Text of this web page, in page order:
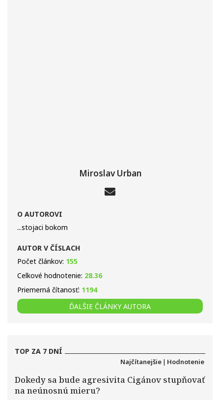
Miroslav Urban
O AUTOROVI
...stojaci bokom
AUTOR V ČÍSLACH
Počet článkov: 155
Celkové hodnotenie: 28.36
Priemerná čítanosť: 1194
ĎALŠIE ČLÁNKY AUTORA
TOP ZA 7 DNÍ
Najčítanejšie | Hodnotenie
Dokedy sa bude agresivita Cigánov stupňovať
na neúnosnú mieru?